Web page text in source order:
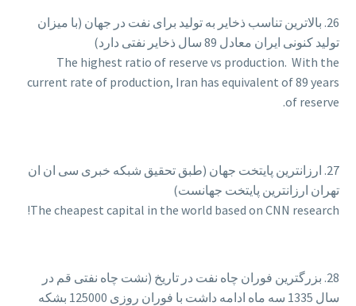
26. بالاترین تناسب ذخایر به تولید برای نفت در جهان (با میزان
تولید کنونی ایران معادل 89 سال ذخایر نفتی دارد)
The highest ratio of reserve vs production. With the
current rate of production, Iran has equivalent of 89 years
of reserve.
27. ارزانترین پایتخت جهان (طبق تحقیق شبکه خبری سی ان ان
تهران ارزانترین پایتخت جهانست)
The cheapest capital in the world based on CNN research!
28. بزرگترین فوران چاه نفت در تاریخ (نشت چاه نفتی قم در
سال 1335 سه ماه ادامه داشت با فوران روزی 125000 بشکه